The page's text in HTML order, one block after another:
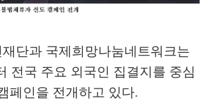
단과 국제희망나눔네트워크는
전국 주요 외국인 집결지를 중심
페인을 전개하고 있다.